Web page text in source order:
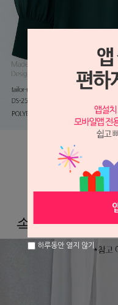
하루동안 열지 않기